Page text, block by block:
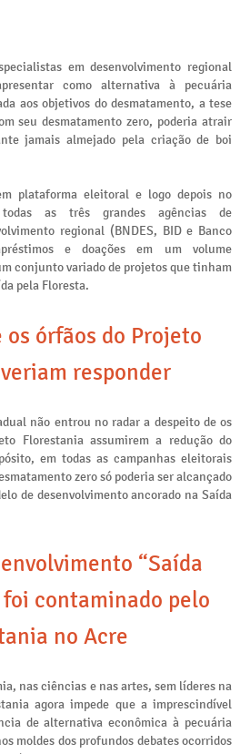
em desenvolvimento regional
como alternativa à pecuária
aos objetivos do desmatamento, a tese
seu desmatamento zero, poderia atrair
jamais almejado pela criação de boi
plataforma eleitoral e logo depois no
todas as três grandes agências de
regional (BNDES, BID e Banco
e doações em um volume
conjunto variado de projetos que tinham
pela Floresta.
os órfãos do Projeto
responder
não entrou no radar a despeito de os
Florestania assumirem a redução do
em todas as campanhas eleitorais
zero só poderia ser alcançado
de desenvolvimento ancorado na Saída
“Saída
contaminado pelo
no Acre
nas ciências e nas artes, sem líderes na
agora impede que a imprescindível
de alternativa econômica à pecuária
moldes dos profundos debates ocorridos